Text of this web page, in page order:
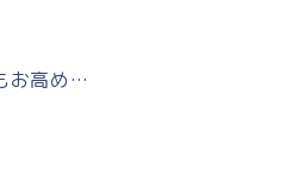
お高め…